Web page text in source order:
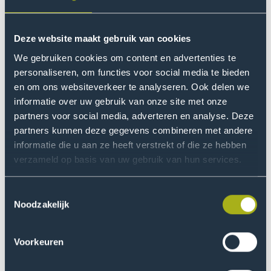
Deze website maakt gebruik van cookies
We gebruiken cookies om content en advertenties te
personaliseren, om functies voor social media te bieden
en om ons websiteverkeer te analyseren. Ook delen we
informatie over uw gebruik van onze site met onze
partners voor social media, adverteren en analyse. Deze
partners kunnen deze gegevens combineren met andere
informatie die u aan ze heeft verstrekt of die ze hebben
verzameld op basis van uw gebruik van hun services.
Noodzakelijk
Voorkeuren
end developers, programmeurs en software testers.
Software developer
Als je straks programmeur bent bij een groot bedrijf zit
je in een groter team. Dan is het aan jou om voor alle
nieuwe software de codes te schrijven en om fouten in
codes van bestaande software op te sporen en te
herstellen. Je hebt overleg met de software ontwerper
om de eisen in kaart te brengen die aan het nieuwe
softwareprogramma worden gesteld. Die eisen vertaal
je in de codes die je schrijft.
Als je programmeur wordt in een kleiner bedrijf dat
digitale diensten aanbiedt aan consumenten of aan het
mkb, ben je ook bezig met het opsporen en herstellen
van bugs. Je voert overleg met je klanten om zo goed
mogelijk in beeld te krijgen waar een programmeerfout